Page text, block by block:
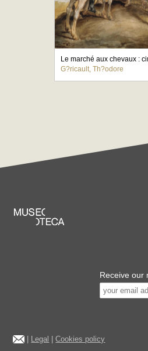
G?ricault, Th?odore
Receive our
Legal |Cookies policy